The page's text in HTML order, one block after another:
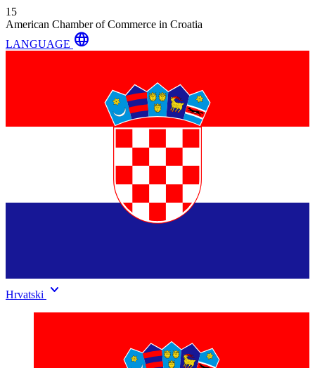
15
American Chamber of Commerce in Croatia
LANGUAGE language
Hrvatski keyboard_arrow_down